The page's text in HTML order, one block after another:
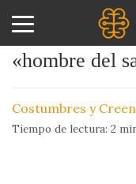
Amor
Sexo
¿De dónde
«hombre del
Costumbres y
Tiempo de lectura: 2